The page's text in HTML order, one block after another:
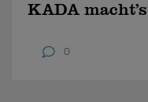
KADA
0